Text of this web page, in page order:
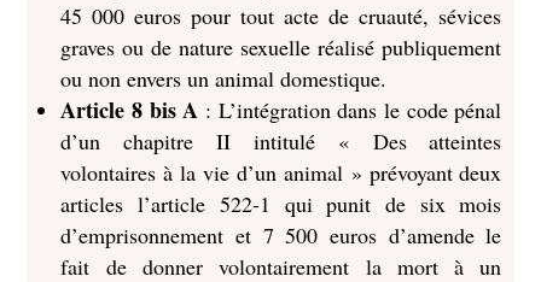
45 000 euros pour tout acte de cruauté, sévices
graves ou de nature sexuelle réalisé publiquement
ou non envers un animal domestique.
Article 8 bis A : L’intégration dans le code pénal
d’un chapitre II intitulé « Des atteintes
volontaires à la vie d’un animal » prévoyant deux
articles l’article 522-1 qui punit de six mois
d’emprisonnement et 7 500 euros d’amende le
fait de donner volontairement la mort à un